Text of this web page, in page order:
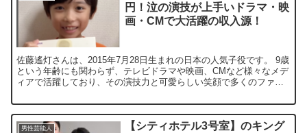
円！泣の演技が上手いドラマ・映
画・CMで大活躍の収入源！
佐藤遙灯さんは、2015年7月28日生まれの日本の人気子役です。 9歳
という年齢にも関わらず、テレビドラマや映画、CMなど様々なメデ
ィアで活躍しており、その演技力と可愛らしい笑顔で多くのファン
男性芸能人
【シティホテル3号室】のキング